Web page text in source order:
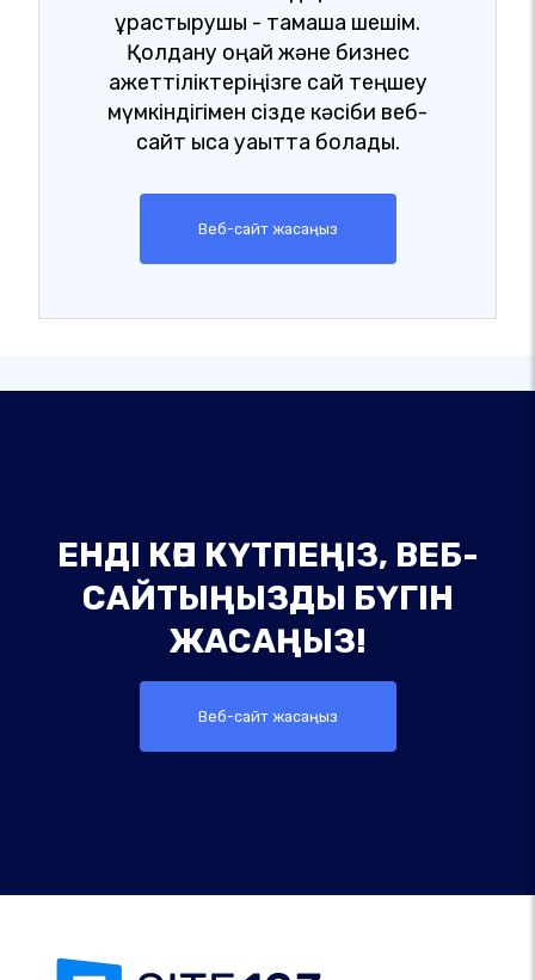
құрастырушы - тамаша шешім.
Қолдану оңай және бизнес
қажеттіліктеріңізге сай теңшеу
мүмкіндігімен сізде кәсіби веб-
сайт қысқа уақытта болады.
Веб-сайт жасаңыз
ЕНДІ КӨП КҮТПЕҢІЗ, ВЕБ-
САЙТЫҢЫЗДЫ БҮГІН
ЖАСАҢЫЗ!
Веб-сайт жасаңыз